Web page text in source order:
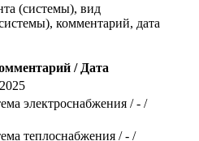
(системы), вид
комментарий, дата
/ Дата
электроснабжения / - /
теплоснабжения / - /